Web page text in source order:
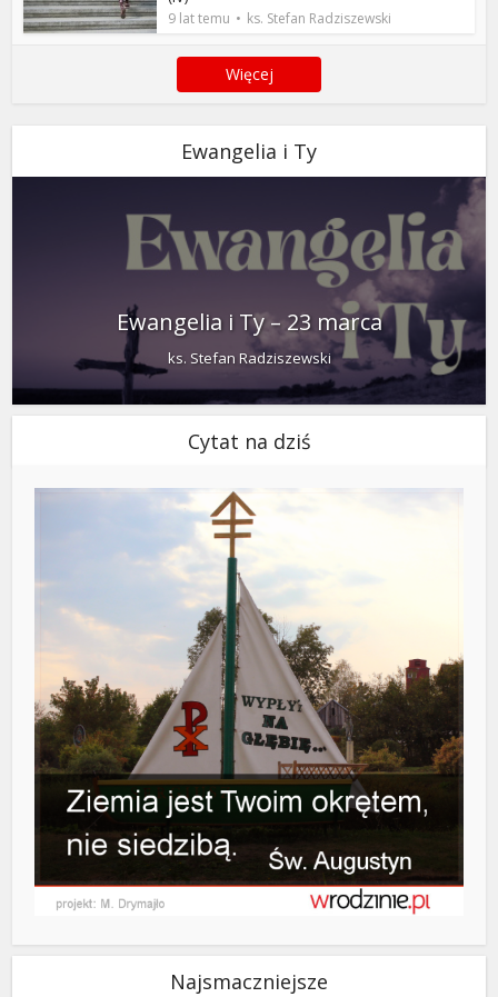
9 lat temu ks. Stefan Radziszewski
Więcej
Ewangelia i Ty
Ewangelia i Ty – 23 marca
ks. Stefan Radziszewski
Cytat na dziś
Najsmaczniejsze